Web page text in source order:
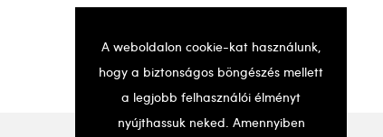
A weboldalon cookie-kat használunk,
hogy a biztonságos böngészés mellett
a legjobb felhasználói élményt
nyújthassuk neked. Amennyiben